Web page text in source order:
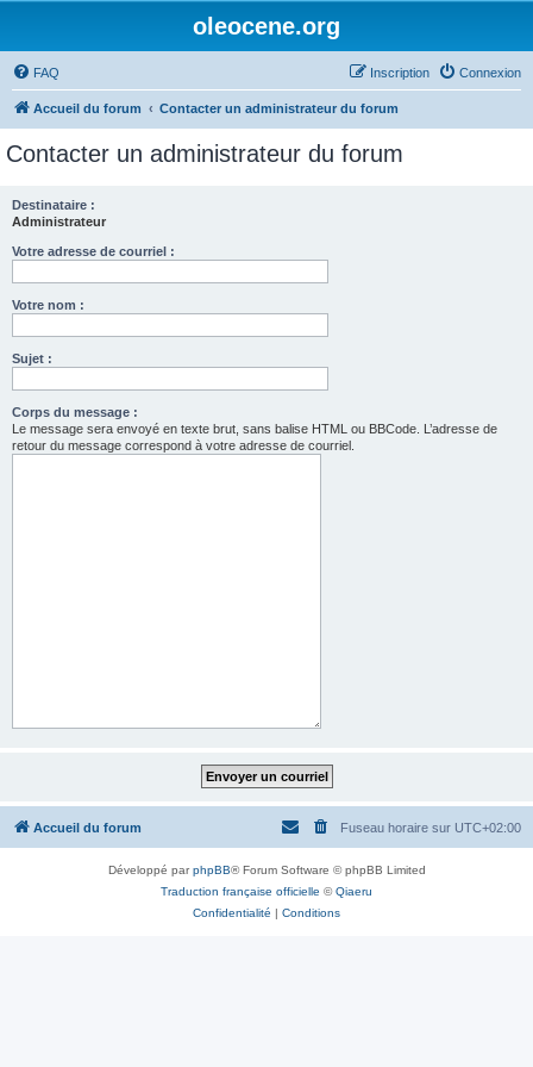
oleocene.org
FAQ Connexion
Inscription
Accueil du forum Contacter un administrateur du forum
Contacter un administrateur du forum
Destinataire :
Administrateur
Votre adresse de courriel :
Votre nom :
Sujet :
Corps du message :
Le message sera envoyé en texte brut, sans balise HTML ou BBCode. L’adresse de
retour du message correspond à votre adresse de courriel.
Accueil du forum Fuseau horaire sur UTC+02:00
Développé parphpBB® Forum Software © phpBB Limited
Traduction française officielle ©Qiaeru
Confidentialité | Conditions